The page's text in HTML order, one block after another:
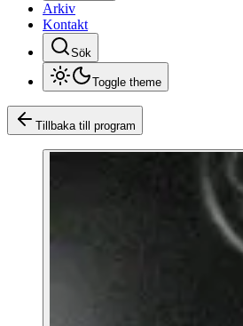
Arkiv
Kontakt
Sök
Toggle theme
Tillbaka till program